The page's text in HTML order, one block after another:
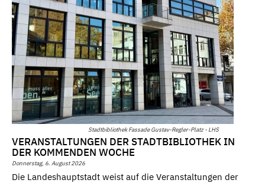
Stadtbibliothek Fassade Gustav-Regler-Platz - LHS
VERANSTALTUNGEN DER STADTBIBLIOTHEK IN
DER KOMMENDEN WOCHE
Donnerstag, 6. August 2026
Die Landeshauptstadt weist auf die Veranstaltungen der